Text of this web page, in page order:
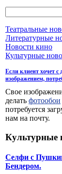
Театральные
Литературные
Новости кино
Культурные
Если клиент хочет с
изображением,
Свое
делать фотообои
потребуется
нам на почту.
Культурные
Селфи с
Бендером.